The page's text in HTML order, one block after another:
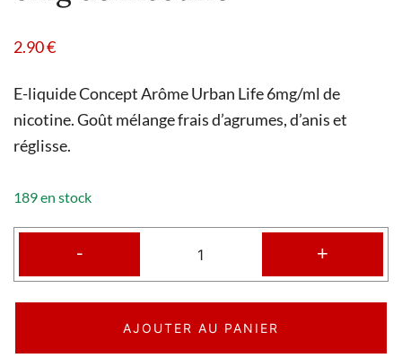
2.90€
E-liquide Concept Arôme Urban Life 6mg/ml de
nicotine. Goût mélange frais d’agrumes, d’anis et
réglisse.
189 en stock
- +
AJOUTER AU PANIER